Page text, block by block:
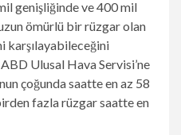
mil genişliğinde ve 400 mil
ömürlü bir rüzgar olan
karşılayabileceğini
Ulusal Hava Servisi’ne
çoğunda saatte en az 58
fazla rüzgar saatte en